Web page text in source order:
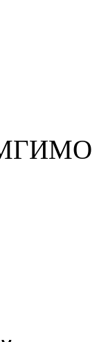
МГИМО